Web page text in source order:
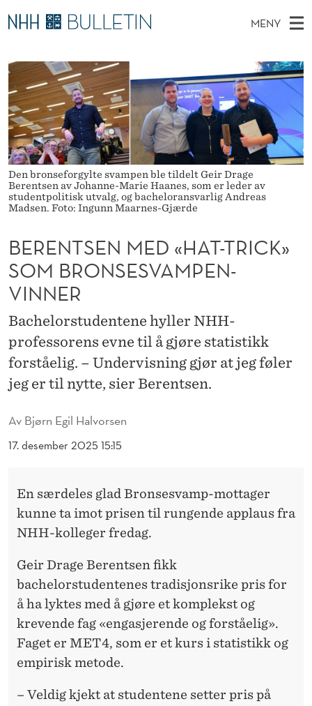
B
E
R
E
N
T
S
E
N
M
E
D
H
A
T
T
MENY
O
V
E
D
M
E
N
Y
Ø
K
I
N
E
T
T
S
T
E
D
E
T
Stipendiater og nye forskerprofiler
Disputaser
Ekspertutvalg
Om Bulletin
Den bronseforgylte svampen ble tildelt Geir Drage
Berentsen av Johanne-Marie Haanes, som er leder av
studentpolitisk utvalg, og bacheloransvarlig Andreas
Madsen. Foto: Ingunn Maarnes-Gjærde
Av Bjørn Egil Halvorsen
17. desember 2025 15:15
BERENTSEN MED «HAT-TRICK»
SOM BRONSESVAMPEN-
VINNER
Bachelorstudentene hyller NHH-
professorens evne til å gjøre statistikk
forståelig. – Undervisning gjør at jeg føler
jeg er til nytte, sier Berentsen.
En særdeles glad Bronsesvamp-mottager
kunne ta imot prisen til rungende applaus fra
NHH-kolleger fredag.
Geir Drage Berentsen fikk
bachelorstudentenes tradisjonsrike pris for
å ha lyktes med å gjøre et komplekst og
krevende fag «engasjerende og forståelig».
Faget er MET4, som er et kurs i statistikk og
empirisk metode.
– Veldig kjekt at studentene setter pris på